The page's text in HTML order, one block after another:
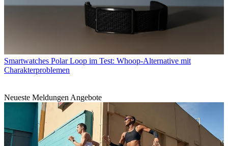
Smartwatches Polar Loop im Test: Whoop-Alternative mit
Charakterproblemen
Neueste Meldungen Angebote